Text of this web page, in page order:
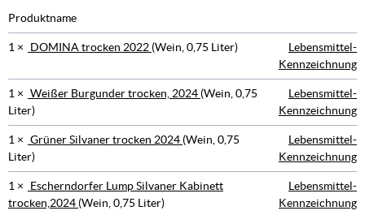
Produktname
1 × DOMINA trocken 2022 (Wein, 0,75 Liter)
Lebensmittel-
Kennzeichnung
1 × Weißer Burgunder trocken, 2024 (Wein, 0,75
Liter)
Lebensmittel-
Kennzeichnung
1 × Grüner Silvaner trocken 2024 (Wein, 0,75
Liter)
Lebensmittel-
Kennzeichnung
1 ×
Escherndorfer Lump Silvaner Kabinett
trocken,2024 (Wein, 0,75 Liter)
Lebensmittel-
Kennzeichnung